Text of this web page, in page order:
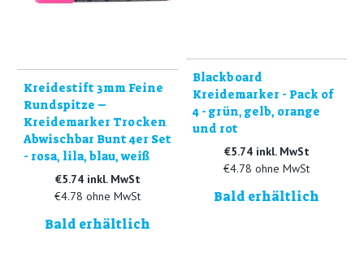
Blackboard
Kreidemarker - Pack of
4 - grün, gelb, orange
und rot
€5.74 inkl. MwSt
€4.78 ohne MwSt
Bald erhältlich
Kreidestift 3mm Feine
Rundspitze –
Kreidemarker Trocken
Abwischbar Bunt 4er Set
- rosa, lila, blau, weiß
€5.74 inkl. MwSt
€4.78 ohne MwSt
Bald erhältlich